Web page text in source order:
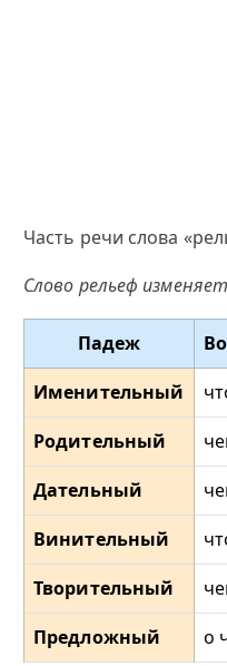
Часть речи слова
Слово рельеф
Падеж
Именительный
Родительный
Дательный
Винительный
Творительный
Предложный
о